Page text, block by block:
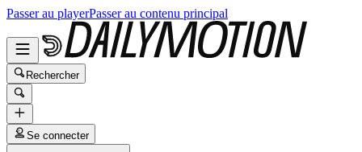
Passer au playerPasser au contenu principal
Rechercher
Se connecter